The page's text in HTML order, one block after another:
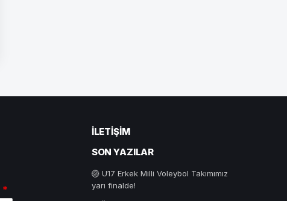
*
İLETIŞIM
SON YAZILAR
🏐 U17 Erkek Milli Voleybol Takımımız
yarı finalde!